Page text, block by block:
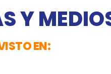
Y
EN: